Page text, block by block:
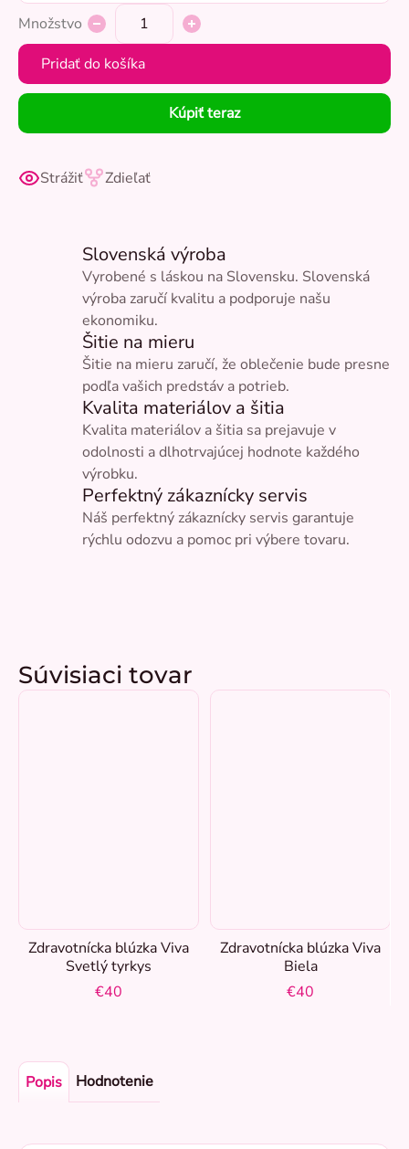
Množstvo
Pridať do košíka
Kúpiť teraz
Strážiť Zdieľať
Slovenská výroba
Vyrobené s láskou na Slovensku. Slovenská
výroba zaručí kvalitu a podporuje našu
ekonomiku.
Šitie na mieru
Šitie na mieru zaručí, že oblečenie bude presne
podľa vašich predstáv a potrieb.
Kvalita materiálov a šitia
Kvalita materiálov a šitia sa prejavuje v
odolnosti a dlhotrvajúcej hodnote každého
výrobku.
Perfektný zákaznícky servis
Náš perfektný zákaznícky servis garantuje
rýchlu odozvu a pomoc pri výbere tovaru.
Súvisiaci tovar
Zdravotnícka blúzka Viva
Svetlý tyrkys
€40
Zdravotnícka blúzka Viva
Biela
€40
Popis Hodnotenie